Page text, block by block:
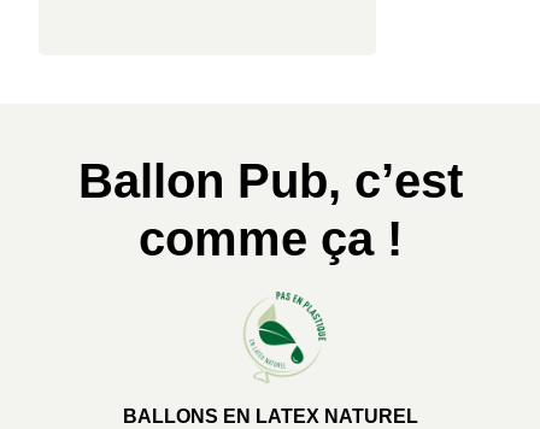
Ballon Pub, c’est
comme ça !
BALLONS EN LATEX NATUREL